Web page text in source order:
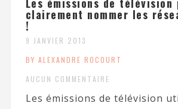
clairement nommer les
!
9 JANVIER 2013
BY ALEXANDRE ROCOURT
AUCUN COMMENTAIRE
Les émissions de télévision